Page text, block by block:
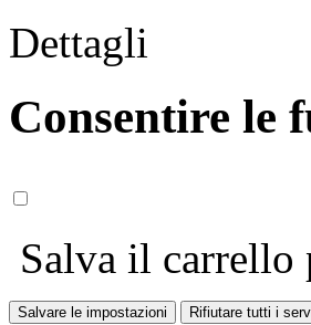
Dettagli
Consentire le
Salva il carrello
Salvare le impostazioni Rifiutare tutti i